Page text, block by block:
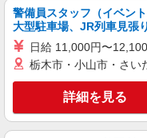
調理師
月給27万
29万円(試用期
代を1
前職給
Ｓ
キープ
警備員スタッフ（イベン
大型駐車場、JR列車見張
日給 11,000円〜
栃木市・小山市・さい
詳細を見る